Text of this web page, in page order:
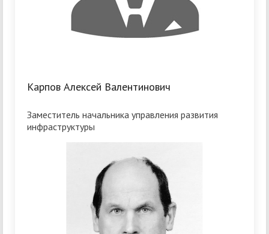
Карпов Алексей Валентинович
Заместитель начальника управления развития
инфраструктуры